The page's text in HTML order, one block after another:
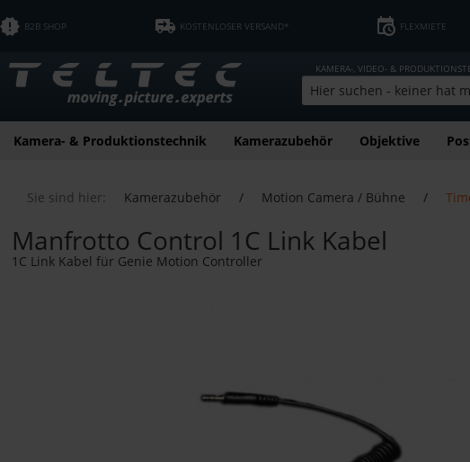
B2B SHOP KOSTENLOSER VERSAND* FLEXMIETE
KAMERA-, VIDEO- &
Kamera- & Produktionstechnik Kamerazubehör Objektive
Sie sind hier: Kamerazubehör / Motion Camera / Bühne /
Manfrotto Control 1C Link Kabel
1C Link Kabel für Genie Motion Controller